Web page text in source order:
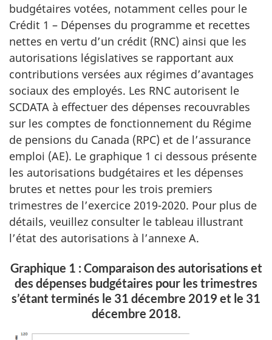
budgétaires votées, notamment celles pour le
Crédit 1 – Dépenses du programme et recettes
nettes en vertu d’un crédit (RNC) ainsi que les
autorisations législatives se rapportant aux
contributions versées aux régimes d’avantages
sociaux des employés. Les RNC autorisent le
SCDATA à effectuer des dépenses recouvrables
sur les comptes de fonctionnement du Régime
de pensions du Canada (RPC) et de l’assurance
emploi (AE). Le graphique 1 ci dessous présente
les autorisations budgétaires et les dépenses
brutes et nettes pour les trois premiers
trimestres de l’exercice 2019-2020. Pour plus de
détails, veuillez consulter le tableau illustrant
l’état des autorisations à l’annexe A.
Graphique 1 : Comparaison des autorisations et
des dépenses budgétaires pour les trimestres
s’étant terminés le 31 décembre 2019 et le 31
décembre 2018.